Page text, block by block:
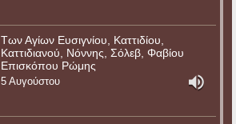
Των Αγίων Ευσιγνίου, Καττιδίου,
Καττιδιανού, Νόννης, Σόλεβ, Φαβίου
Επισκόπου Ρώμης
5 Αυγούστου